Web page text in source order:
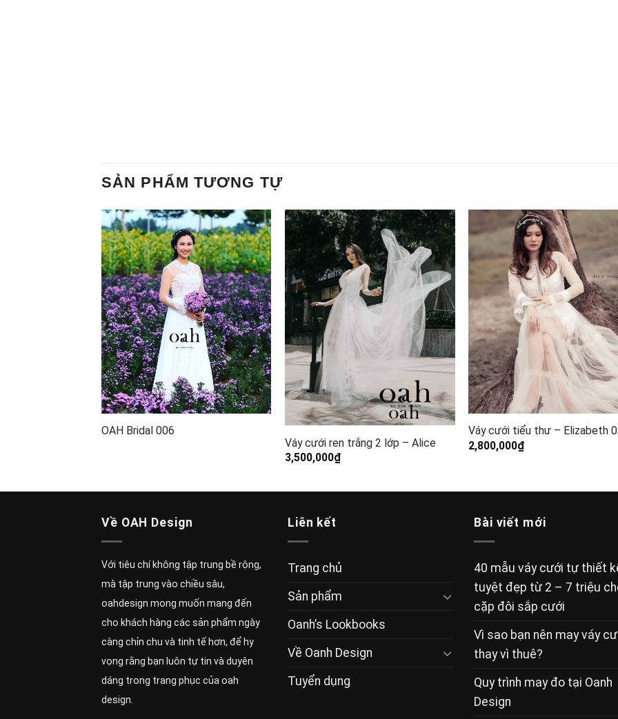
SẢN PHẨM TƯƠNG TỰ
OAH Bridal 006
Váy cưới ren trắng 2 lớp – Alice
3,500,000₫
Váy cưới tiểu thư – Elizabeth
2,800,000₫
Về OAH Design
Với tiêu chí không tập trung bề rộng,
mà tập trung vào chiều sâu,
oahdesign mong muốn mang đến
cho khách hàng các sản phẩm ngày
càng chỉn chu và tinh tế hơn, để hy
vọng rằng bạn luôn tự tin và duyên
dáng trong trang phục của oah
design.
Liên kết
Trang chủ
Sản phẩm
Oanh’s Lookbooks
Về Oanh Design
Tuyển dụng
Bài viết mới
40 mẫu váy cưới tự thiết
tuyệt đẹp từ 2 – 7 triệu
cặp đôi sắp cưới
Vì sao bạn nên may váy
thay vì thuê?
Quy trình may đo tại Oanh
Design